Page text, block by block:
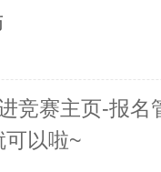
竞赛主页-报名
可以啦~